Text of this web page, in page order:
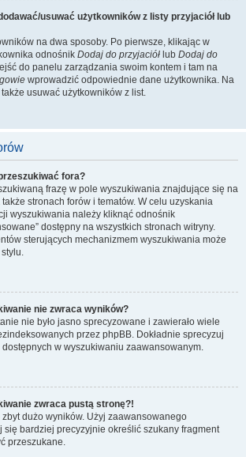
usuwać użytkowników z listy przyjaciół lub
na dwa sposoby. Po pierwsze, klikając w
odnośnik Dodaj do przyjaciół lub Dodaj do
do panelu zarządzania swoim kontem i tam na
wprowadzić odpowiednie dane użytkownika. Na
usuwać użytkowników z list.
fora?
frazę w pole wyszukiwania znajdujące się na
stronach forów i tematów. W celu uzyskania
wyszukiwania należy kliknąć odnośnik
dostępny na wszystkich stronach witryny.
sterujących mechanizmem wyszukiwania może
nie zwraca wyników?
nie było jasno sprecyzowane i zawierało wiele
przez phpBB. Dokładnie sprecyzuj
w wyszukiwaniu zaawansowanym.
zwraca pustą stronę?!
zbyt dużo wyników. Użyj zaawansowanego
się bardziej precyzyjnie określić szukany fragment
przeszukane.